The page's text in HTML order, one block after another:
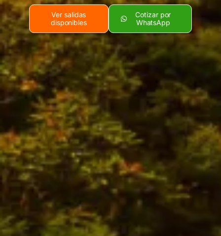
Ver salidas
disponibles
Cotizar por
WhatsApp